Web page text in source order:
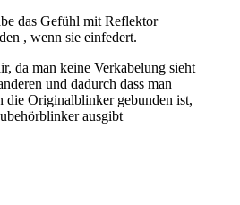
das Gefühl mit Reflektor
, wenn sie einfedert.
da man keine Verkabelung sieht
und dadurch dass man
die Originalblinker gebunden ist,
ausgibt